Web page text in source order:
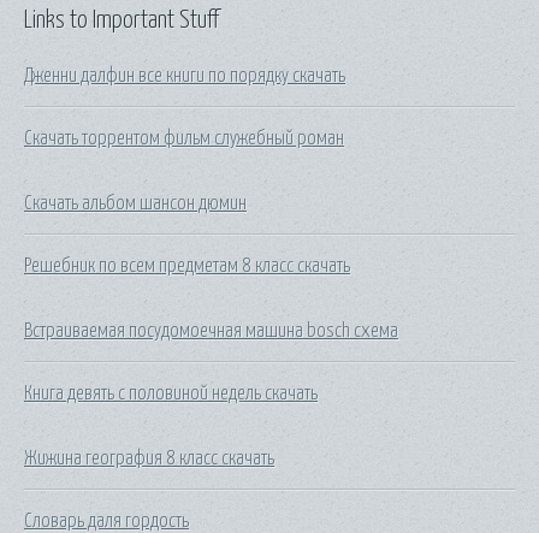
Links to Important Stuff
Дженни далфин все книги по порядку скачать
Скачать торрентом фильм служебный роман
Скачать альбом шансон дюмин
Решебник по всем предметам 8 класс скачать
Встраиваемая посудомоечная машина bosch схема
Книга девять с половиной недель скачать
Жижина география 8 класс скачать
Словарь даля гордость